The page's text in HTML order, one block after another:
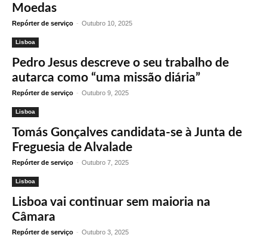
Moedas
Repórter de serviço - Outubro 10, 2025
Lisboa
Pedro Jesus descreve o seu trabalho de
autarca como “uma missão diária”
Repórter de serviço - Outubro 9, 2025
Lisboa
Tomás Gonçalves candidata-se à Junta de
Freguesia de Alvalade
Repórter de serviço - Outubro 7, 2025
Lisboa
Lisboa vai continuar sem maioria na
Câmara
Repórter de serviço - Outubro 3, 2025